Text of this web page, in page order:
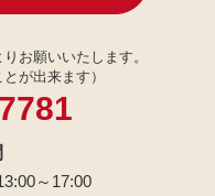
お願いいたします。
が出来ます）
～17:00